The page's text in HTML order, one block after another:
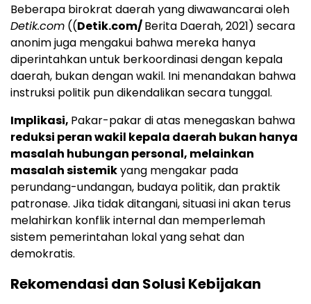
Beberapa birokrat daerah yang diwawancarai oleh
Detik.com ((Detik.com/Berita Daerah, 2021) secara
anonim juga mengakui bahwa mereka hanya
diperintahkan untuk berkoordinasi dengan kepala
daerah, bukan dengan wakil. Ini menandakan bahwa
instruksi politik pun dikendalikan secara tunggal.
Implikasi, Pakar-pakar di atas menegaskan bahwa
reduksi peran wakil kepala daerah bukan hanya
masalah hubungan personal, melainkan
masalah sistemikyang mengakar pada
perundang-undangan, budaya politik, dan praktik
patronase. Jika tidak ditangani, situasi ini akan terus
melahirkan konflik internal dan memperlemah
sistem pemerintahan lokal yang sehat dan
demokratis.
Rekomendasi dan Solusi Kebijakan